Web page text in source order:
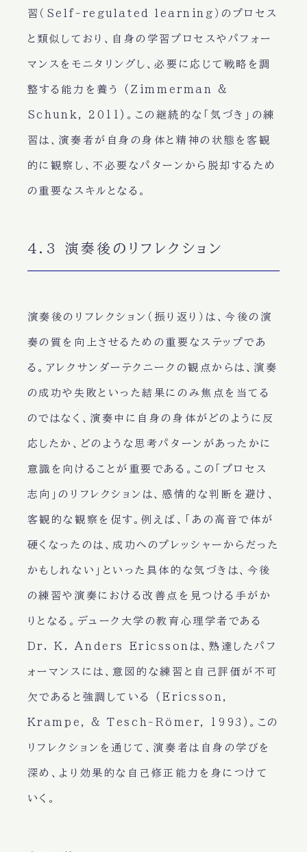
習（Self-regulated learning）のプロセス
と類似しており、自身の学習プロセスやパフォー
マンスをモニタリングし、必要に応じて戦略を調
整する能力を養う (Zimmerman &
Schunk, 2011)。この継続的な「気づき」の練
習は、演奏者が自身の身体と精神の状態を客観
的に観察し、不必要なパターンから脱却するため
の重要なスキルとなる。
4.3 演奏後のリフレクション
演奏後のリフレクション（振り返り）は、今後の演
奏の質を向上させるための重要なステップであ
る。アレクサンダーテクニークの観点からは、演奏
の成功や失敗といった結果にのみ焦点を当てる
のではなく、演奏中に自身の身体がどのように反
応したか、どのような思考パターンがあったかに
意識を向けることが重要である。この「プロセス
志向」のリフレクションは、感情的な判断を避け、
客観的な観察を促す。例えば、「あの高音で体が
硬くなったのは、成功へのプレッシャーからだった
かもしれない」といった具体的な気づきは、今後
の練習や演奏における改善点を見つける手がか
りとなる。デューク大学の教育心理学者である
Dr. K. Anders Ericssonは、熟達したパフ
ォーマンスには、意図的な練習と自己評価が不可
欠であると強調している (Ericsson,
Krampe, & Tesch-Römer, 1993)。この
リフレクションを通じて、演奏者は自身の学びを
深め、より効果的な自己修正能力を身につけて
いく。